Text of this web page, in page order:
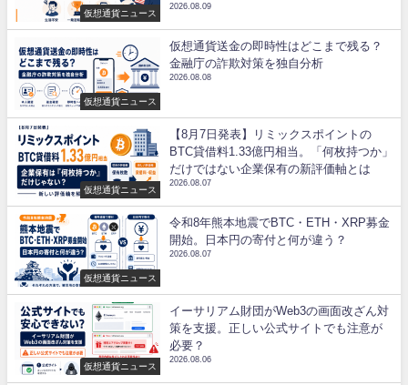
仮想通貨ニュース
2026.08.09
仮想通貨ニュース
仮想通貨送金の即時性はどこまで残る？
金融庁の詐欺対策を独自分析
2026.08.08
仮想通貨ニュース
【8月7日発表】リミックスポイントの
BTC貸借料1.33億円相当。「何枚持つか」
だけではない企業保有の新評価軸とは
2026.08.07
仮想通貨ニュース
令和8年熊本地震でBTC・ETH・XRP募金
開始。日本円の寄付と何が違う？
2026.08.07
仮想通貨ニュース
イーサリアム財団がWeb3の画面改ざん対
策を支援。正しい公式サイトでも注意が
必要？
2026.08.06